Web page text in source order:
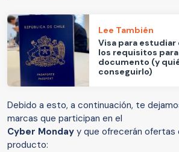
Lee También
Visa para estudiar
los requisitos
documento (y
conseguirlo)
Debido a esto, a continuación, te
marcas que participan en el
Cyber Monday y que ofrecerán ofertas
producto: